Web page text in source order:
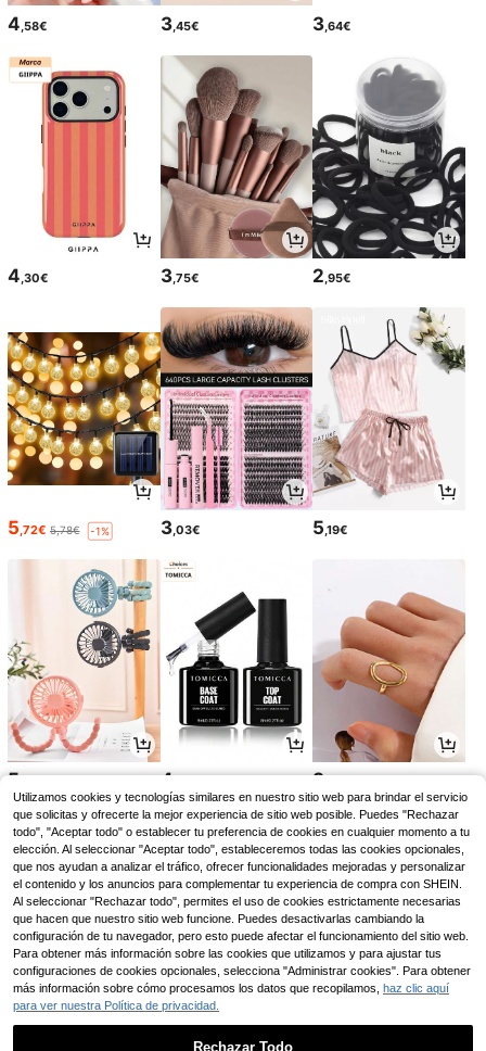
4 ,58€ 3,45€ 3 ,64€
4,30€ 3,75€ 2,95€
5,72€ 5,78€ -1% 3,03€ 5,19€
5 4 3
3 3 2
Utilizamos cookies y tecnologías similares en nuestro sitio web para brindar el servicio
que solicitas y ofrecerte la mejor experiencia de sitio web posible. Puedes "Rechazar
todo", "Aceptar todo" o establecer tu preferencia de cookies en cualquier momento a tu
elección. Al seleccionar "Aceptar todo", estableceremos todas las cookies opcionales,
que nos ayudan a analizar el tráfico, ofrecer funcionalidades mejoradas y personalizar
el contenido y los anuncios para complementar tu experiencia de compra con SHEIN.
Al seleccionar "Rechazar todo", permites el uso de cookies estrictamente necesarias
que hacen que nuestro sitio web funcione. Puedes desactivarlas cambiando la
configuración de tu navegador, pero esto puede afectar el funcionamiento del sitio web.
Para obtener más información sobre las cookies que utilizamos y para ajustar tus
configuraciones de cookies opcionales, selecciona "Administrar cookies". Para obtener
más información sobre cómo procesamos los datos que recopilamos, haz clic aquí
para ver nuestra Política de privacidad.
Rechazar Todo